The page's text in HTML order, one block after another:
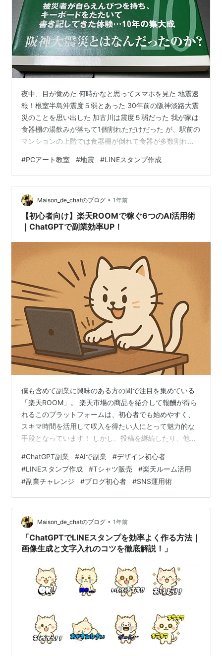
夜中、目が覚めた 何時かなと思ってスマホを見た 地震速
報！根室半島沖震度５弱とあった 30年前の阪神淡路大震
災のことを思い出した 加古川は震度５弱だった 我が家は
食器棚の湯飲みが落ちて1個割れただけだった が、駅前の
マンションの上階では食器棚が倒れて食器が多数割れた
化講演会で「阪神・淡路大震災からの復興まちづくり」
の話を聴いた 頂いた本を数ページずつ読んでいるが あの
大震災の日よりもっともっと胸が締め付けられる 講演者
はあの時のことを教訓にして 被災者の思いと支援者をつ
なぐ「つなぎ手」が必要と言われた 南海トラフ地震が近
じか起こると言われて…
#PCアート教室 #地震 #LINEスタンプ作成
Maison_de_chatのブログ • 1年前
【初心者向け】楽天ROOMで稼ぐ6つのAI活用術
｜ChatGPTで副業効率UP！
僕も含めて副業に興味のある方の間で注目を集めている
「楽天ROOM」。 楽天市場の商品を紹介して報酬が得ら
れるこのプラットフォームは、初心者でも始めやすく、
スキマ時間を活用して収入を得たい人にとって魅力的な
手段となっています！ しかし、投稿を継続したり、他の
挫折してしまう人も少なくありません。 そこで注目した
いのが、いつもお世話になっているAIチャットツール
「ChatGPT」の活用です！！ ChatGPTは、文章の作成や
アイデア出し、情報整理などに非常に優れており、 楽天
ROOMの運用に取り入れることで、投稿の質と効率を同
時に向上させることがで…
#ChatGPT副業 #AIで副業 #デザイン初心者
#LINEスタンプ作成 #Tシャツ販売 #楽天ルーム活用
#副業チャレンジ #ブログ初心者 #SNS運用術
Maison_de_chatのブログ • 1年前
「ChatGPTでLINEスタンプを効率よく作る方法｜
画像生成と文字入れのコツを徹底解説！」